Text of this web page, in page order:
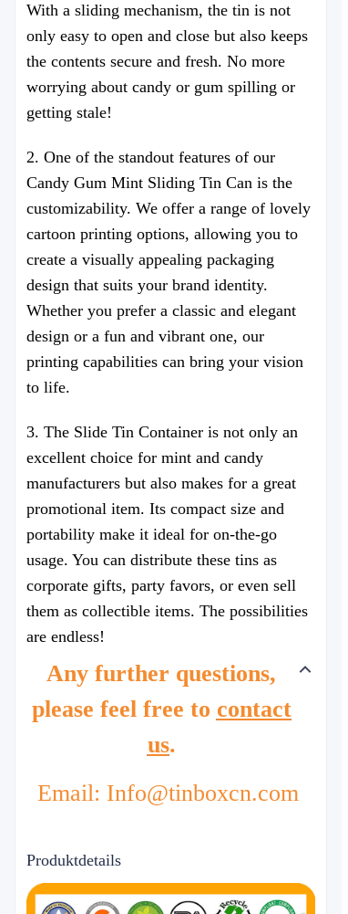
With a sliding mechanism, the tin is not
only easy to open and close but also keeps
the contents secure and fresh. No more
worrying about candy or gum spilling or
getting stale!
2. One of the standout features of our
Candy Gum Mint Sliding Tin Can is the
customizability. We offer a range of lovely
cartoon printing options, allowing you to
create a visually appealing packaging
design that suits your brand identity.
Whether you prefer a classic and elegant
design or a fun and vibrant one, our
printing capabilities can bring your vision
to life.
3. The Slide Tin Container is not only an
excellent choice for mint and candy
manufacturers but also makes for a great
promotional item. Its compact size and
portability make it ideal for on-the-go
usage. You can distribute these tins as
corporate gifts, party favors, or even sell
them as collectible items. The possibilities
are endless!
Any further questions,
please feel free to contact
us.
Email: Info@tinboxcn.com
Produktdetails